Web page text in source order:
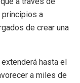
principios a
de crear una
hasta el
a miles de